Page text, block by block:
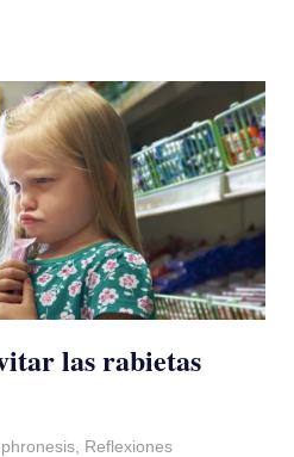
las rabietas
phronesis, Reflexiones